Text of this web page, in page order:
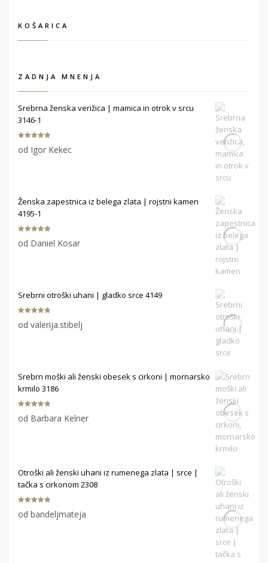
KOŠARICA
ZADNJA MNENJA
Srebrna ženska verižica | mamica in otrok v srcu
3146-1
od 5
od Igor Kekec
Ženska zapestnica iz belega zlata | rojstni kamen
4195-1
od 5
od Daniel Kosar
Srebrni otroški uhani | gladko srce 4149
od 5
od valerija.stibelj
Srebrn moški ali ženski obesek s cirkoni | mornarsko
krmilo 3186
od 5
od Barbara Kelner
Otroški ali ženski uhani iz rumenega zlata | srce |
tačka s cirkonom 2308
od 5
od bandeljmateja